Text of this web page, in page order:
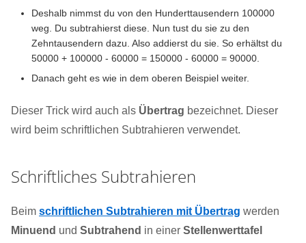
Deshalb nimmst du von den Hunderttausendern 100000
weg. Du subtrahierst diese. Nun tust du sie zu den
Zehntausendern dazu. Also addierst du sie. So erhältst du
50000 + 100000 - 60000 = 150000 - 60000 = 90000.
Danach geht es wie in dem oberen Beispiel weiter.
Dieser Trick wird auch als Übertrag bezeichnet. Dieser
wird beim schriftlichen Subtrahieren verwendet.
Schriftliches Subtrahieren
Beim schriftlichen Subtrahieren mit Übertrag werden
Minuend und Subtrahend in einer Stellenwerttafel